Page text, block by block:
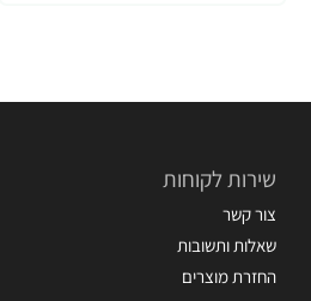
שירות לקוחות
צור קשר
שאלות ותשובות
החזרת מוצרים